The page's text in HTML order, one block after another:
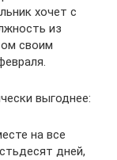
хочет с
из
своим
выгоднее:
на все
дней,